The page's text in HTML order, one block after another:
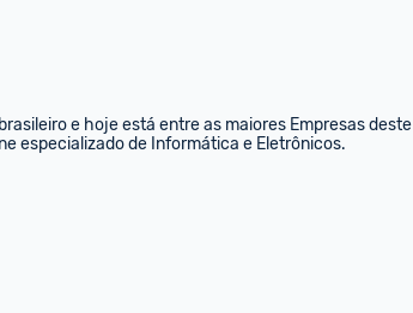
e hoje está entre as maiores Empresas deste
especializado de Informática e Eletrônicos.